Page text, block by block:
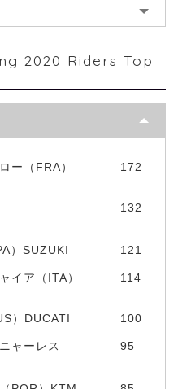
2020 Riders Top
ー（FRA）
172
132
）SUZUKI 121
イア（ITA）
114
）DUCATI 100
ャーレス
95